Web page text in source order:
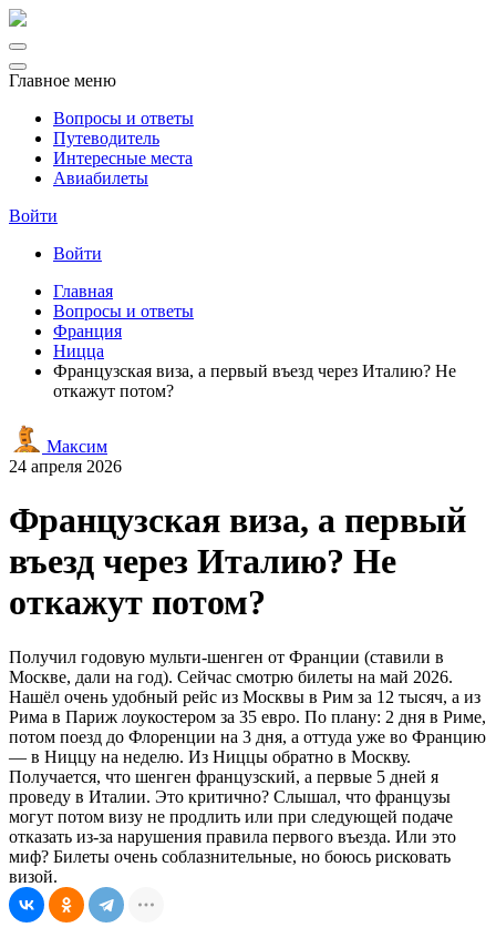
Главное меню
Вопросы и ответы
Путеводитель
Интересные места
Авиабилеты
Войти
Войти
Главная
Вопросы и ответы
Франция
Ницца
Французская виза, а первый въезд через Италию? Не
откажут потом?
Максим
24 апреля 2026
Французская виза, а первый
въезд через Италию? Не
откажут потом?
Получил годовую мульти-шенген от Франции (ставили в
Москве, дали на год). Сейчас смотрю билеты на май 2026.
Нашёл очень удобный рейс из Москвы в Рим за 12 тысяч, а из
Рима в Париж лоукостером за 35 евро. По плану: 2 дня в Риме,
потом поезд до Флоренции на 3 дня, а оттуда уже во Францию
— в Ниццу на неделю. Из Ниццы обратно в Москву.
Получается, что шенген французский, а первые 5 дней я
проведу в Италии. Это критично? Слышал, что французы
могут потом визу не продлить или при следующей подаче
отказать из-за нарушения правила первого въезда. Или это
миф? Билеты очень соблазнительные, но боюсь рисковать
визой.